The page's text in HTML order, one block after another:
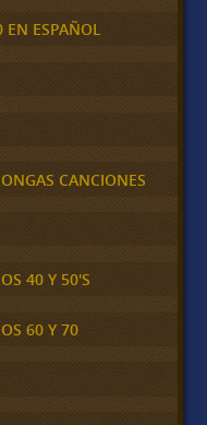
EN ESPAÑOL
CANCIONES
40 Y 50'S
60 Y 70